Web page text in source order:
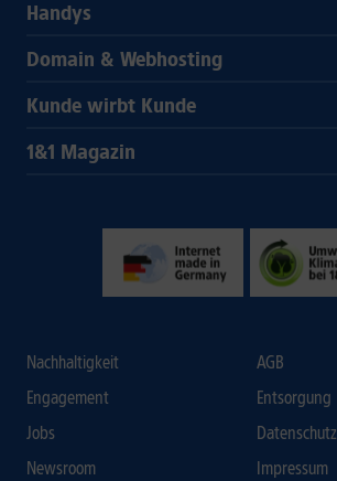
Handys
Domain & Webhosting
Kunde wirbt Kunde
1&1 Magazin
Nachhaltigkeit
Engagement
Jobs
Newsroom
AGB
Entsorgung
Datenschutz
Impressum